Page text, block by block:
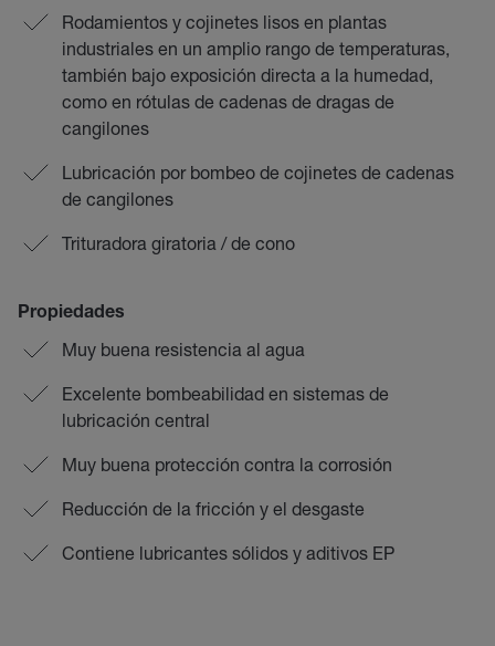
Rodamientos y cojinetes lisos en plantas
industriales en un amplio rango de temperaturas,
también bajo exposición directa a la humedad,
como en rótulas de cadenas de dragas de
cangilones
Lubricación por bombeo de cojinetes de cadenas
de cangilones
Trituradora giratoria / de cono
Propiedades
Muy buena resistencia al agua
Excelente bombeabilidad en sistemas de
lubricación central
Muy buena protección contra la corrosión
Reducción de la fricción y el desgaste
Contiene lubricantes sólidos y aditivos EP